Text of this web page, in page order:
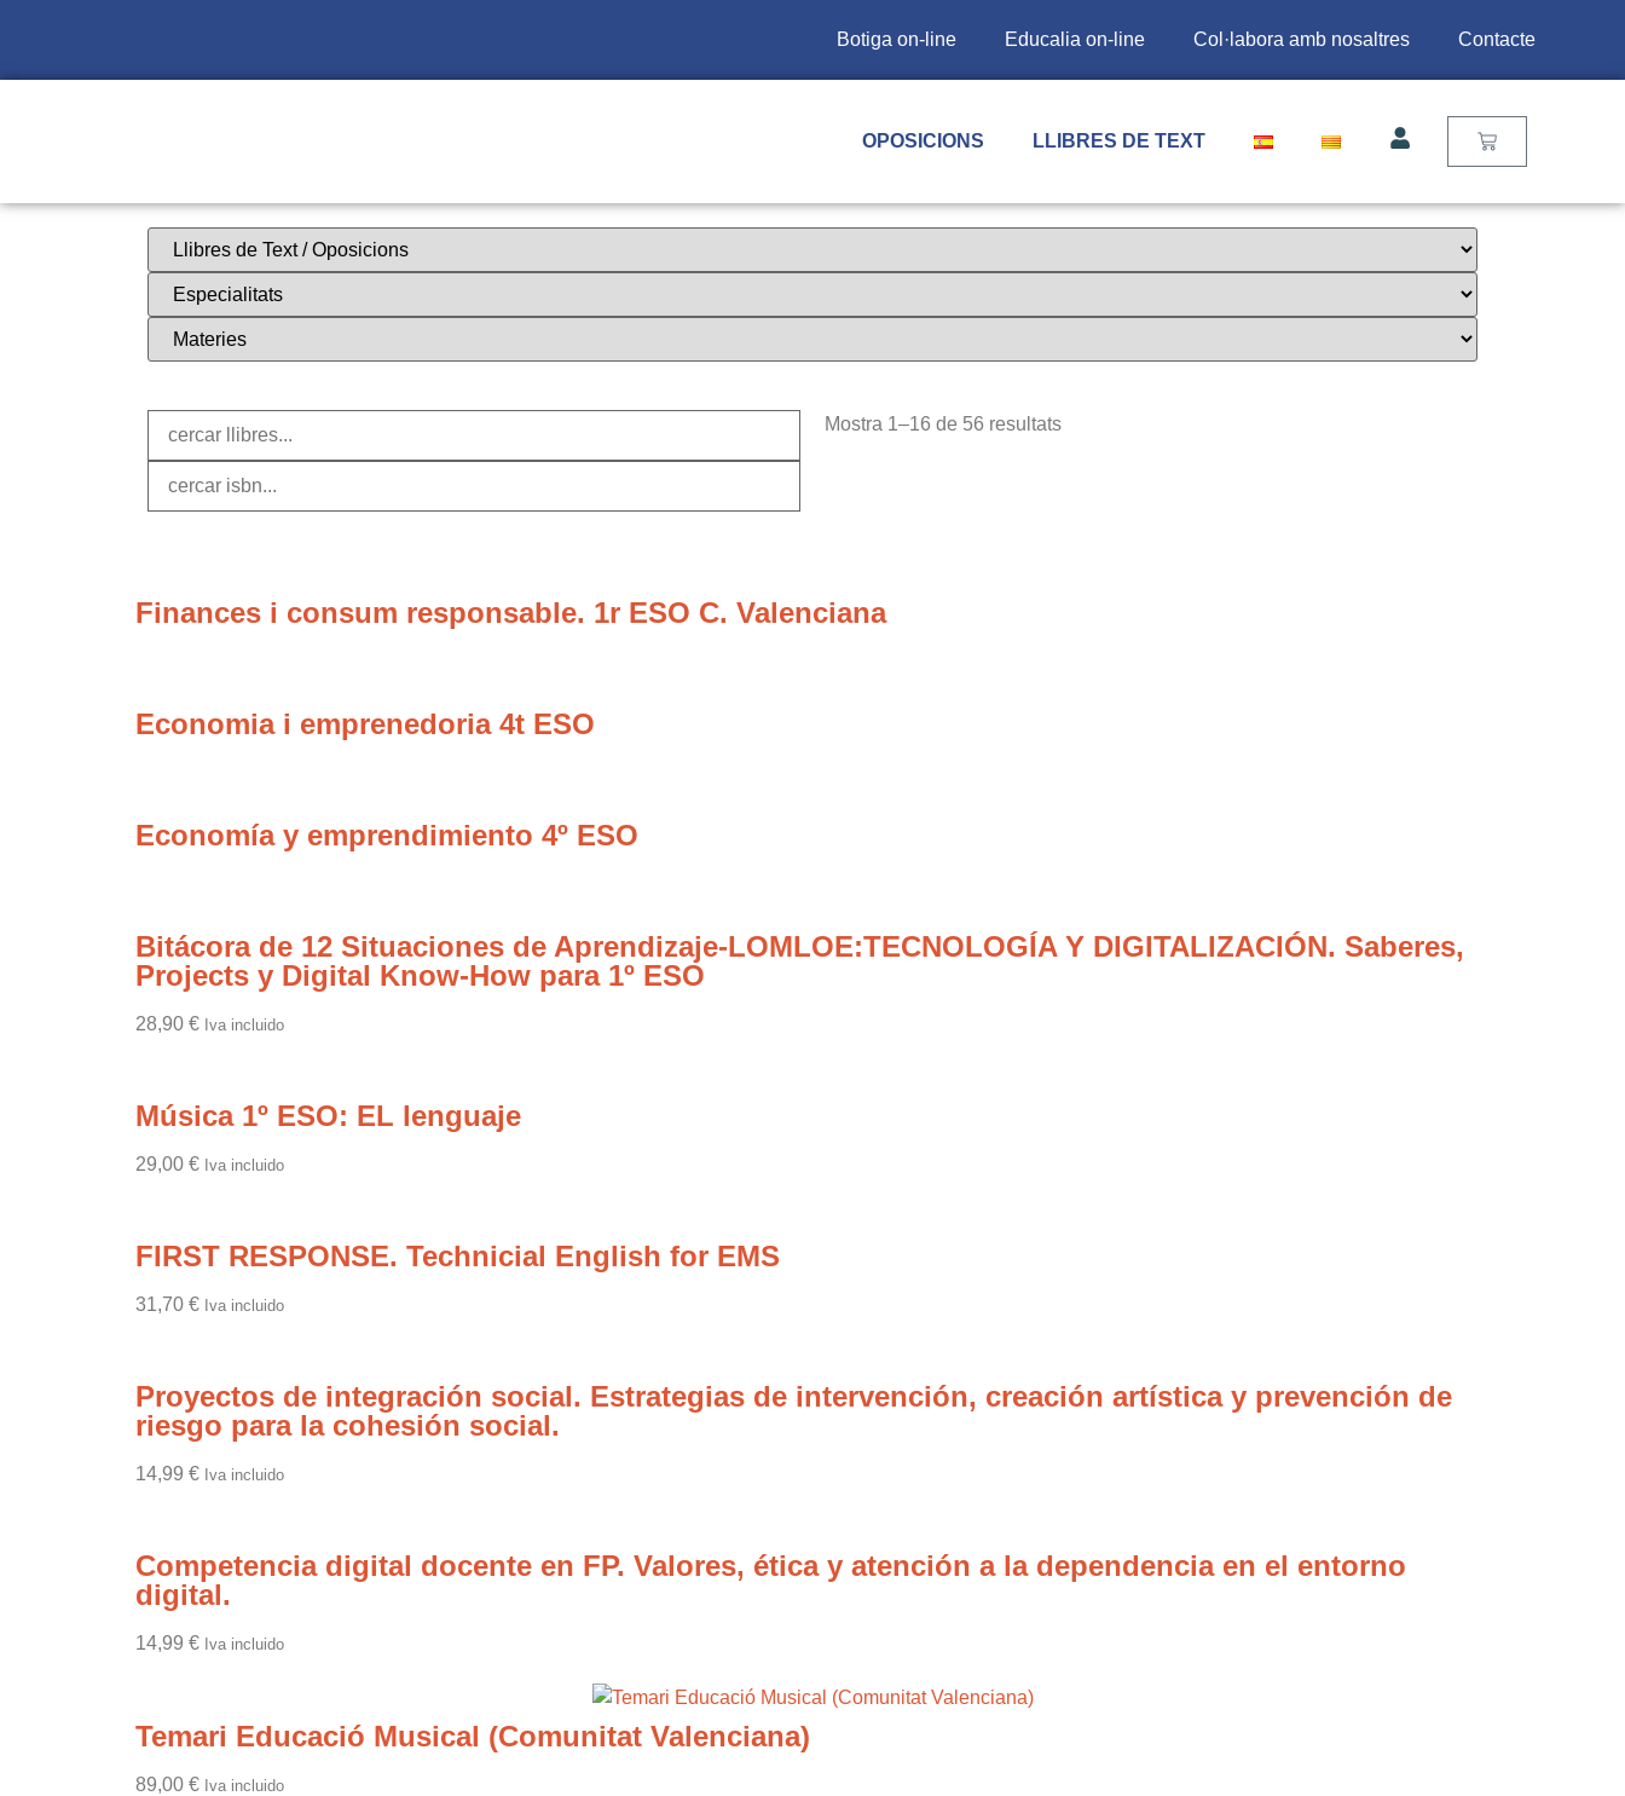
Botiga on-line Educalia on-line Col·labora amb nosaltres Contacte
OPOSICIONS LLIBRES DE TEXT
Mostra 1–16 de 56 resultats
Finances i consum responsable. 1r ESO C. Valenciana
Economia i emprenedoria 4t ESO
Economía y emprendimiento 4º ESO
Bitácora de 12 Situaciones de Aprendizaje-LOMLOE:TECNOLOGÍA Y DIGITALIZACIÓN. Saberes,
Projects y Digital Know-How para 1º ESO
28,90 € Iva incluido
Música 1º ESO: EL lenguaje
29,00 € Iva incluido
FIRST RESPONSE. Technicial English for EMS
31,70 € Iva incluido
Proyectos de integración social. Estrategias de intervención, creación artística y prevención de
riesgo para la cohesión social.
14,99 € Iva incluido
Competencia digital docente en FP. Valores, ética y atención a la dependencia en el entorno
digital.
14,99 € Iva incluido
Temari Educació Musical (Comunitat Valenciana)
89,00 € Iva incluido